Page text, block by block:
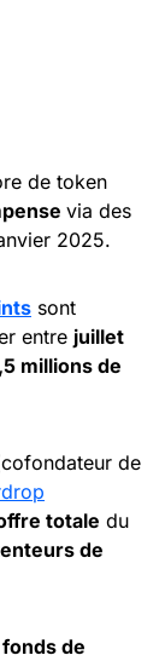
de token
via des
2025.
sont
entre juillet
millions de
de
totale du
de
de